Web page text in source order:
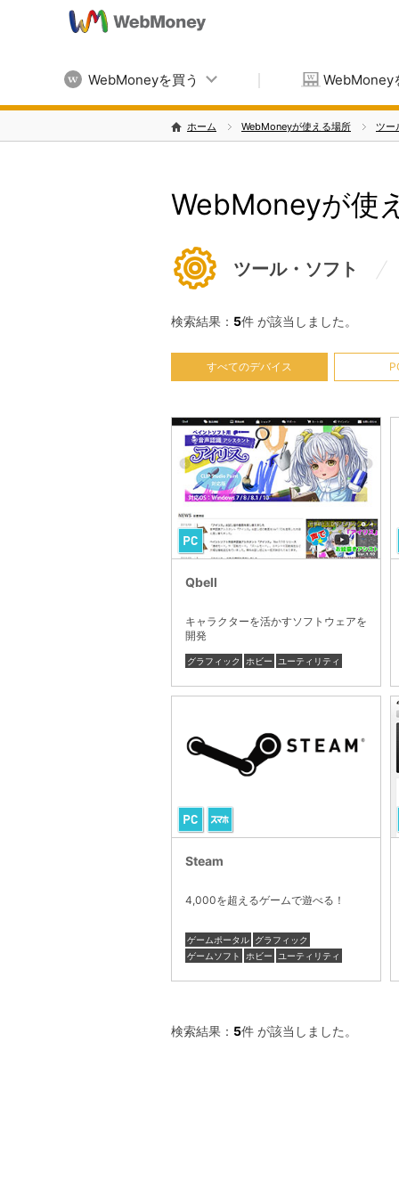
WebMoneyを買う WebMoney
ホーム WebMoneyが使える場所 ツー
WebMoneyが使
ツール・ソフト
検索結果： 5件 が該当しました。
すべてのデバイス
Qbell
キャラクターを活かすソフトウェアを
開発
グラフィック ホビー ユーティリティ
Steam
4,000を超えるゲームで遊べる！
ゲームポータル グラフィック
ゲームソフト
ホビー ユーティリティ
検索結果： 5件 が該当しました。